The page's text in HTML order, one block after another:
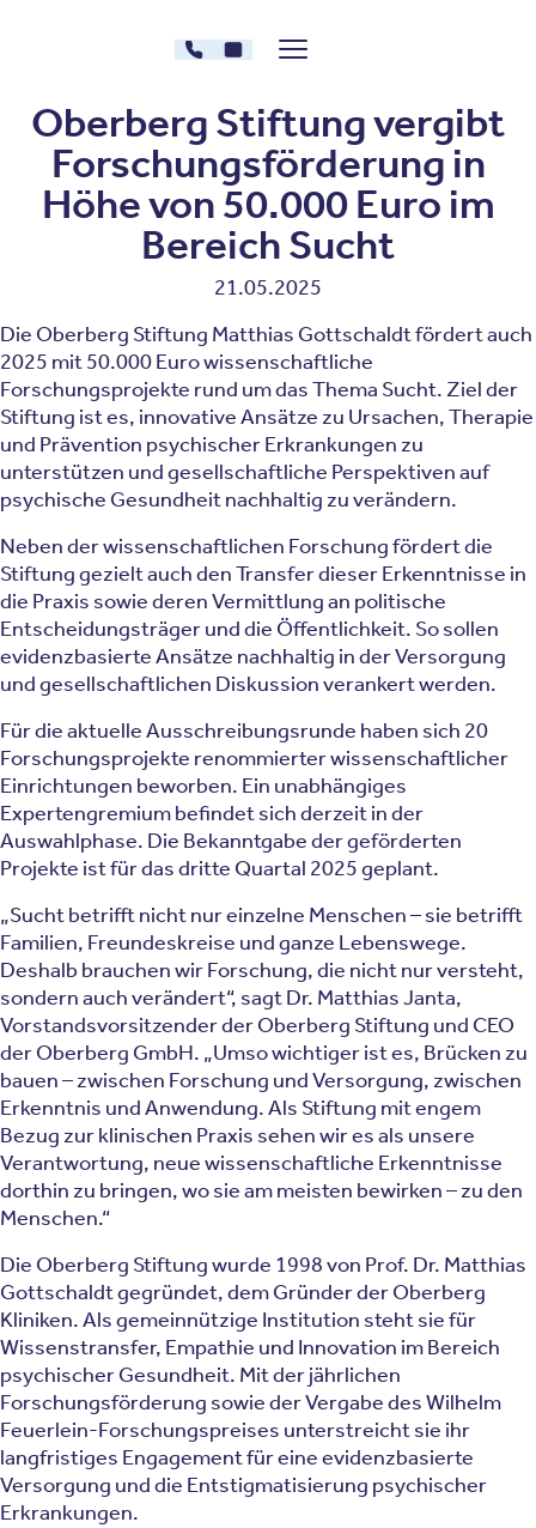
030 - 26478607
Kontakt
Menü zeigen/verstecken
Oberberg Stiftung vergibt
Forschungsförderung in
Höhe von 50.000 Euro im
Bereich Sucht
21.05.2025
Die Oberberg Stiftung Matthias Gottschaldt fördert auch
2025 mit 50.000 Euro wissenschaftliche
Forschungsprojekte rund um das Thema Sucht. Ziel der
Stiftung ist es, innovative Ansätze zu Ursachen, Therapie
und Prävention psychischer Erkrankungen zu
unterstützen und gesellschaftliche Perspektiven auf
psychische Gesundheit nachhaltig zu verändern.
Neben der wissenschaftlichen Forschung fördert die
Stiftung gezielt auch den Transfer dieser Erkenntnisse in
die Praxis sowie deren Vermittlung an politische
Entscheidungsträger und die Öffentlichkeit. So sollen
evidenzbasierte Ansätze nachhaltig in der Versorgung
und gesellschaftlichen Diskussion verankert werden.
Für die aktuelle Ausschreibungsrunde haben sich 20
Forschungsprojekte renommierter wissenschaftlicher
Einrichtungen beworben. Ein unabhängiges
Expertengremium befindet sich derzeit in der
Auswahlphase. Die Bekanntgabe der geförderten
Projekte ist für das dritte Quartal 2025 geplant.
„Sucht betrifft nicht nur einzelne Menschen – sie betrifft
Familien, Freundeskreise und ganze Lebenswege.
Deshalb brauchen wir Forschung, die nicht nur versteht,
sondern auch verändert“, sagt Dr. Matthias Janta,
Vorstandsvorsitzender der Oberberg Stiftung und CEO
der Oberberg GmbH. „Umso wichtiger ist es, Brücken zu
bauen – zwischen Forschung und Versorgung, zwischen
Erkenntnis und Anwendung. Als Stiftung mit engem
Bezug zur klinischen Praxis sehen wir es als unsere
Verantwortung, neue wissenschaftliche Erkenntnisse
dorthin zu bringen, wo sie am meisten bewirken – zu den
Menschen.“
Die Oberberg Stiftung wurde 1998 von Prof. Dr. Matthias
Gottschaldt gegründet, dem Gründer der Oberberg
Kliniken. Als gemeinnützige Institution steht sie für
Wissenstransfer, Empathie und Innovation im Bereich
psychischer Gesundheit. Mit der jährlichen
Forschungsförderung sowie der Vergabe des Wilhelm
Feuerlein-Forschungspreises unterstreicht sie ihr
langfristiges Engagement für eine evidenzbasierte
Versorgung und die Entstigmatisierung psychischer
Erkrankungen.